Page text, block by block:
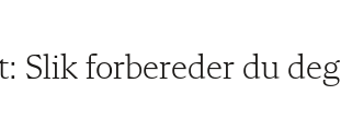
Slik forbereder du deg